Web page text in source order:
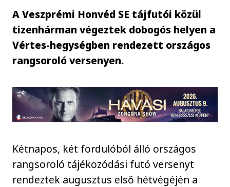
A Veszprémi Honvéd SE tájfutói közül
tizenhárman végeztek dobogós helyen a
Vértes-hegységben rendezett országos
rangsoroló versenyen.
Kétnapos, két fordulóból álló országos
rangsoroló tájékozódási futó versenyt
rendeztek augusztus első hétvégéjén a